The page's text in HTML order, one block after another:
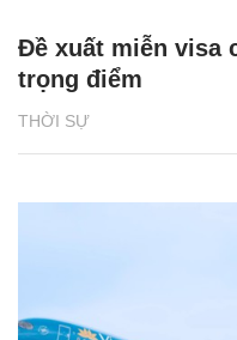
THỜI SỰ
Đề xuất miễn visa
trọng điểm